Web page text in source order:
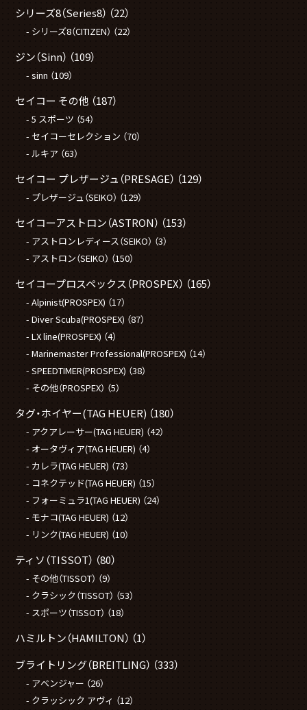
シリーズ8（Series8） （22）
シリーズ8（CITIZEN） （22）
ジン（Sinn） （109）
sinn （109）
セイコー その他 （187）
5 スポーツ （54）
セイコーセレクション （70）
ルキア （63）
セイコー プレザージュ（PRESAGE） （129）
プレザージュ（SEIKO） （129）
セイコーアストロン（ASTRON） （153）
アストロンレディース（SEIKO） （3）
アストロン（SEIKO） （150）
セイコープロスペックス（PROSPEX） （165）
Alpinist(PROSPEX) （17）
Diver Scuba(PROSPEX) （87）
LX line(PROSPEX) （4）
Marinemaster Professional(PROSPEX) （14）
SPEEDTIMER(PROSPEX) （38）
その他（PROSPEX） （5）
タグ・ホイヤー(TAG HEUER) （180）
アクアレーサー(TAG HEUER) （42）
オータヴィア(TAG HEUER) （4）
カレラ(TAG HEUER) （73）
コネクテッド(TAG HEUER) （15）
フォーミュラ1(TAG HEUER) （24）
モナコ(TAG HEUER) （12）
リンク(TAG HEUER) （10）
ティソ（TISSOT） （80）
その他（TISSOT） （9）
クラシック（TISSOT） （53）
スポーツ（TISSOT） （18）
ハミルトン（HAMILTON） （1）
ブライトリング（BREITLING） （333）
アベンジャー （26）
クラッシック アヴィ （12）